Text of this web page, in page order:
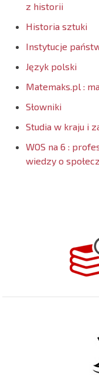
z historii
Historia sztuki
Instytucje
Język polski
Matemaks.pl :
Słowniki
Studia w kraju i
WOS na 6 :
wiedzy o